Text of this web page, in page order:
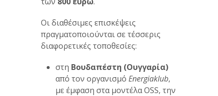
Οι διαθέσιμες επισκέψεις
πραγματοποιούνται σε τέσσερις
διαφορετικές τοποθεσίες:
στη Βουδαπέστη (Ουγγαρία)
από τον οργανισμό Energiaklub,
με έμφαση στα μοντέλα OSS, την